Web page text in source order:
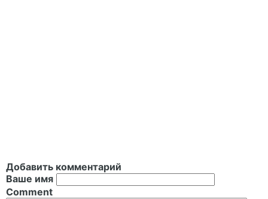
Добавить комментарий
Ваше имя
Comment